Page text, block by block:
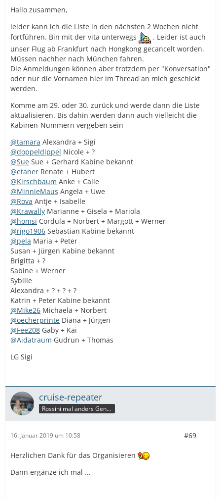
Hallo zusammen,
leider kann ich die Liste in den nächsten 2 Wochen nicht
fortführen. Bin mit der vita unterwegs
. Leider ist auch
unser Flug ab Frankfurt nach Hongkong gecancelt worden.
Müssen nachher nach München fahren.
Die Anmeldungen können aber trotzdem per "Konversation"
oder nur die Vornamen hier im Thread an mich geschickt
werden.
Komme am 29. oder 30. zurück und werde dann die Liste
aktualisieren. Bis dahin werden dann auch vielleicht die
Kabinen-Nummern vergeben sein
@tamara Alexandra + Sigi
@doppeldippel Nicole + ?
@Sue Sue + Gerhard Kabine bekannt
@etaner Renate + Hubert
@Kirschbaum Anke + Calle
@MinnieMaus Angela + Uwe
@Rova Antje + Isabelle
@Krawally Marianne + Gisela + Mariola
@homsi Cordula + Norbert + Margott + Werner
@rigo1906 Sebastian Kabine bekannt
@pela Maria + Peter
Susan + Jürgen Kabine bekannt
Brigitta + ?
Sabine + Werner
Sybille
Alexandra + ? + ? + ?
Katrin + Peter Kabine bekannt
@Mike26 Michaela + Norbert
@oecherprinte Diana + Jürgen
@Fee208 Gaby + Kai
@Aidatraum Gudrun + Thomas
LG Sigi
cruise-repeater
Rossini mal anders Genießerin
16. Januar 2019 um 10:58 #69
Herzlichen Dank für das Organisieren
Dann ergänze ich mal ...